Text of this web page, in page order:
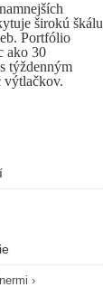
širokú škálu
Portfólio
ako 30
týždenným
výtlačkov.
›